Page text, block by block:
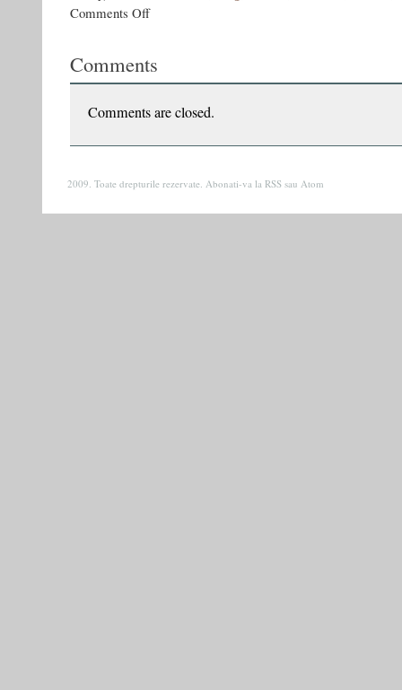
Comments Offon
au
intensificat
Comments
Comments are closed.
2009. Toate drepturile rezervate. Abonati-va la RSS sau Atom